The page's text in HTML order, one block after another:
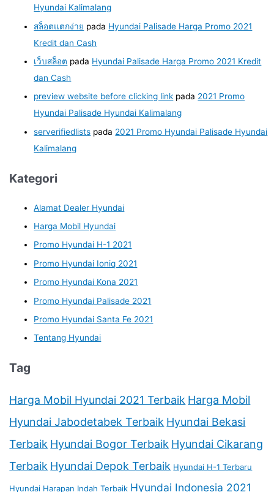
Hyundai Kalimalang
สล็อตแตกง่าย pada Hyundai Palisade Harga Promo 2021
Kredit dan Cash
เว็บสล็อต pada Hyundai Palisade Harga Promo 2021 Kredit
dan Cash
preview website before clicking link pada 2021 Promo
Hyundai Palisade Hyundai Kalimalang
serverifiedlists pada 2021 Promo Hyundai Palisade Hyundai
Kalimalang
Kategori
Alamat Dealer Hyundai
Harga Mobil Hyundai
Promo Hyundai H-1 2021
Promo Hyundai Ioniq 2021
Promo Hyundai Kona 2021
Promo Hyundai Palisade 2021
Promo Hyundai Santa Fe 2021
Tentang Hyundai
Tag
Harga Mobil Hyundai 2021 Terbaik Harga Mobil
Hyundai Jabodetabek Terbaik Hyundai Bekasi
Terbaik Hyundai Bogor Terbaik Hyundai Cikarang
Terbaik Hyundai Depok Terbaik Hyundai H-1 Terbaru
Hyundai Harapan Indah Terbaik Hyundai Indonesia 2021